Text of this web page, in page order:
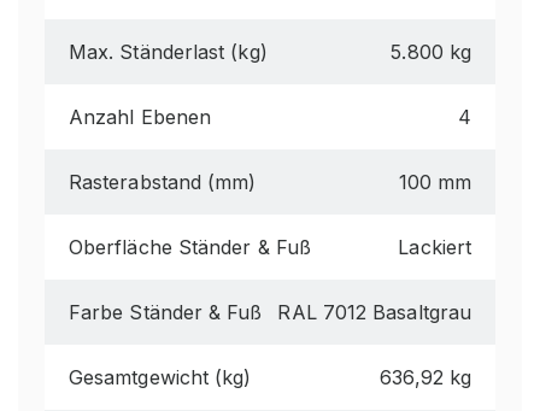
Max. Ständerlast (kg) 5.800 kg
Anzahl Ebenen 4
Rasterabstand (mm) 100 mm
Oberfläche Ständer & Fuß Lackiert
Farbe Ständer & Fuß RAL 7012 Basaltgrau
Gesamtgewicht (kg) 636,92 kg